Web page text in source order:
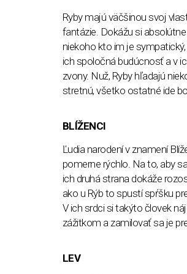
Ryby majú väčšinou svoj
fantázie. Dokážu si
niekoho kto im je
ich spoločná budúcnosť a v
zvony. Nuž, Ryby hľadajú
stretnú, všetko ostatné ide
BLÍŽENCI
Ľudia narodení v znamení
pomerne rýchlo. Na to, aby
ich druhá strana dokáže
ako u Rýb to spustí spŕšku
V ich srdci si takýto človek
zážitkom a zamilovať sa je
LEV